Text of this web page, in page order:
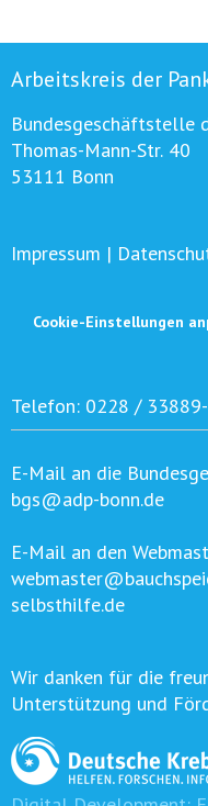
Arbeitskreis der
Bundesgeschäftstelle
Thomas-Mann-Str. 40
53111 Bonn
Impressum |
Cookie-Einstellungen
Telefon: 0228 /
E-Mail an die
bgs@adp-bonn.de
E-Mail an den
selbsthilfe.de
Wir danken für die
Unterstützung und